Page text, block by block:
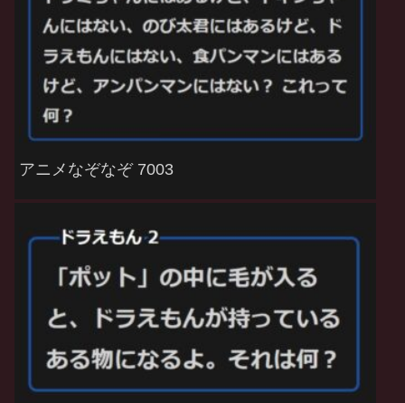
アニメなぞなぞ 7003